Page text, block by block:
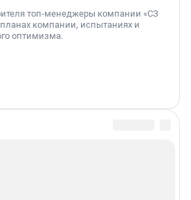
топ-менеджеры компании «СЗ
компании, испытаниях и
оптимизма.